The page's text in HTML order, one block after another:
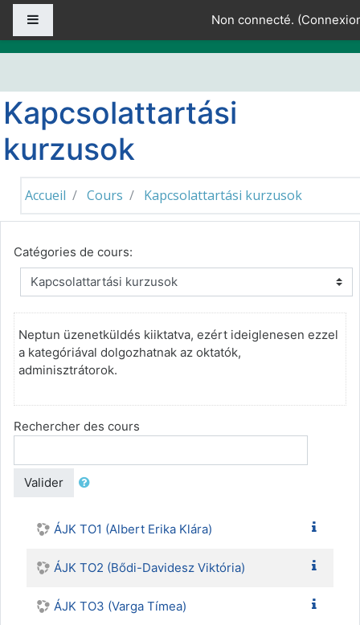
Passer au contenu principal
Non connecté. (
Kapcsolattartási
kurzusok
Accueil Cours Kapcsolattartási kurzusok
Catégories de cours:
Neptun üzenetküldés kiiktatva, ezért ideiglenesen ezzel
a kategóriával dolgozhatnak az oktatók,
adminisztrátorok.
Rechercher des cours
Valider
ÁJK TO1 (Albert Erika Klára)
ÁJK TO2 (Bődi-Davidesz Viktória)
ÁJK TO3 (Varga Tímea)